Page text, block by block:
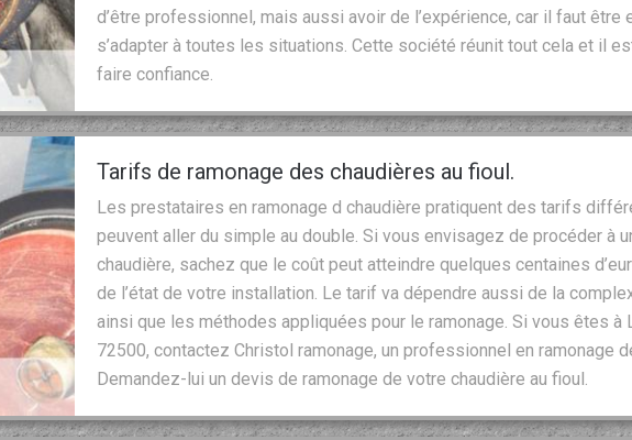
d’être professionnel, mais aussi avoir de l’expérience, car il faut être
s’adapter à toutes les situations. Cette société réunit tout cela et il
faire confiance.
Tarifs de ramonage des chaudières au fioul.
Les prestataires en ramonage d chaudière pratiquent des tarifs
peuvent aller du simple au double. Si vous envisagez de procéder à
chaudière, sachez que le coût peut atteindre quelques centaines
de l’état de votre installation. Le tarif va dépendre aussi de la
ainsi que les méthodes appliquées pour le ramonage. Si vous êtes à
72500, contactez Christol ramonage, un professionnel en ramonage
Demandez-lui un devis de ramonage de votre chaudière au fioul.